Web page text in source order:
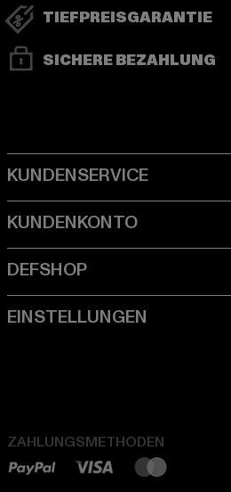
TIEFPREISGARANTIE
SICHERE BEZAHLUNG
ZAHLUNGSMETHODEN